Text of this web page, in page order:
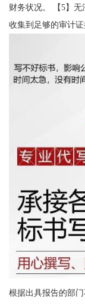
财务状况。 【5】
收集到足够的审计
根据出具报告的部